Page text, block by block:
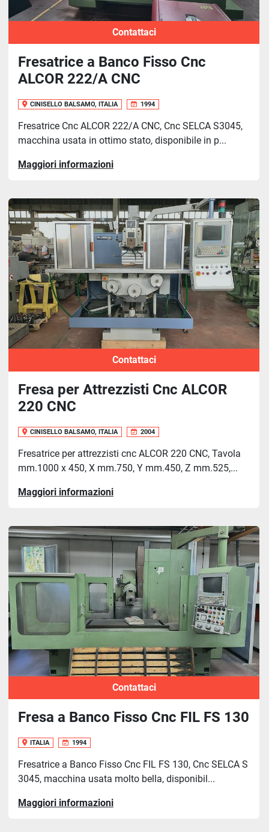
Contattaci
Fresatrice a Banco Fisso Cnc
ALCOR 222/A CNC
CINISELLO BALSAMO, ITALIA 1994
Fresatrice Cnc ALCOR 222/A CNC, Cnc SELCA S3045,
macchina usata in ottimo stato, disponibile in p...
Maggiori informazioni
Contattaci
Fresa per Attrezzisti Cnc ALCOR
220 CNC
CINISELLO BALSAMO, ITALIA 2004
Fresatrice per attrezzisti cnc ALCOR 220 CNC, Tavola
mm.1000 x 450, X mm.750, Y mm.450, Z mm.525,...
Maggiori informazioni
Contattaci
Fresa a Banco Fisso Cnc FIL FS 130
ITALIA 1994
Fresatrice a Banco Fisso Cnc FIL FS 130, Cnc SELCA S
3045, macchina usata molto bella, disponibil...
Maggiori informazioni